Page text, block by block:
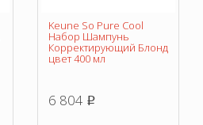
Keune So Pure Cool
Набор Шампунь
Корректирующий Блонд
цвет 400 мл
6 804 p